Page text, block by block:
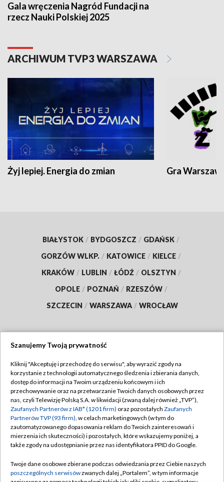
Gala wręczenia Nagród Fundacji na
rzecz Nauki Polskiej 2025
ARCHIWUM TVP3 WARSZAWA
Żyj lepiej. Energia do zmian Gra
BIAŁYSTOK / BYDGOSZCZ / GDAŃSK /
GORZÓW WLKP. / KATOWICE / KIELCE /
KRAKÓW / LUBLIN / ŁÓDŹ / OLSZTYN /
OPOLE / POZNAŃ / RZESZÓW /
SZCZECIN / WARSZAWA / WROCŁAW
TVP
Abonament TVP
Emisja w TVP
Centrum informacji TVP
Naziemna Telewizja Cyfrowa
Rada Programowa
Regulamin TVP
Polityka prywatności
Moje zgody
Pomoc
Kontakt
Szanujemy Twoją prywatność
Kliknij "Akceptuję i przechodzę do serwisu", aby wyrazić zgody na
korzystanie z technologii automatycznego śledzenia i zbierania danych,
dostęp do informacji na Twoim urządzeniu końcowym i ich
przechowywanie oraz na przetwarzanie Twoich danych osobowych przez
nas, czyli Telewizję Polską S.A. w likwidacji (zwaną dalej również „TVP”),
Zaufanych Partnerów z IAB* (1201 firm) oraz pozostałych Zaufanych
Partnerów TVP (93 firm), w celach marketingowych (w tym do
zautomatyzowanego dopasowania reklam do Twoich zainteresowań i
mierzenia ich skuteczności) i pozostałych, które wskazujemy poniżej, a
także zgody na udostępnianie przez nas identyfikatora PPID do Google.
Twoje dane osobowe zbierane podczas odwiedzania przez Ciebie naszych
poszczególnych serwisówzwanych dalej „Portalem”, w tym informacje